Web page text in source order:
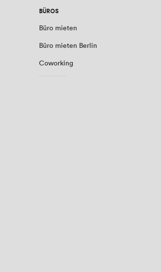
BÜROS
Büro mieten
Büro mieten Berlin
Coworking